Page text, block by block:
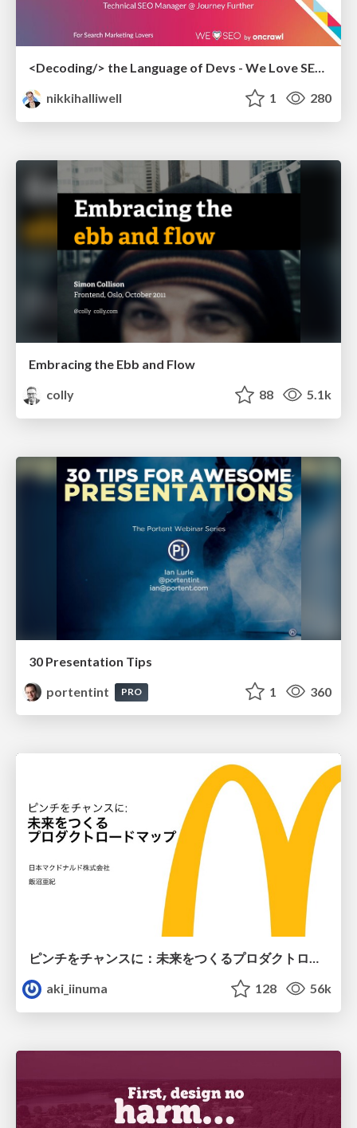
nikkihalliwell
1 280
Embracing the Ebb and Flow
colly
88 5.1k
30 Presentation Tips
portentint
PRO 1 360
ピンチをチャンスに：未来をつくるプロダクトロードマップ #pmconf2020
aki_iinuma
128 56k